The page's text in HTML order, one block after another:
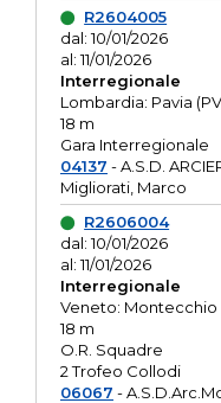
R2604005
dal: 10/01/2026
al: 11/01/2026
Interregionale
Lombardia: Pavia
18 m
Gara Interregionale
04137 - A.S.D.
Migliorati, Marco
R2606004
dal: 10/01/2026
al: 11/01/2026
Interregionale
Veneto: Montecchio
18 m
O.R. Squadre
2 Trofeo Collodi
06067 -